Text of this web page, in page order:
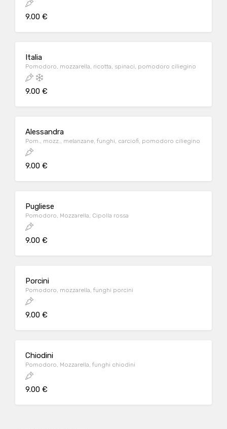
9.00 €
Italia
Pomodoro, mozzarella, ricotta, spinaci, pomodoro ciliegino
9.00 €
Alessandra
Pom., mozz., melanzane, funghi, carciofi, pomodoro ciliegino
9.00 €
Pugliese
Pomodoro, Mozzarella, Cipolla rossa
9.00 €
Porcini
Pomodoro, mozzarella, funghi porcini
9.00 €
Chiodini
Pomodoro, Mozzarella, funghi chiodini
9.00 €